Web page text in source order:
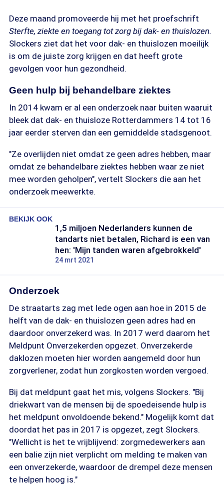
Deze maand promoveerde hij met het proefschrift
Sterfte, ziekte en toegang tot zorg bij dak- en thuislozen.
Slockers ziet dat het voor dak- en thuislozen moeilijk
is om de juiste zorg krijgen en dat heeft grote
gevolgen voor hun gezondheid.
Geen hulp bij behandelbare ziektes
In 2014 kwam er al een onderzoek naar buiten waaruit
bleek dat dak- en thuisloze Rotterdammers 14 tot 16
jaar eerder sterven dan een gemiddelde stadsgenoot.
"Ze overlijden niet omdat ze geen adres hebben, maar
omdat ze behandelbare ziektes hebben waar ze niet
mee worden geholpen", vertelt Slockers die aan het
onderzoek meewerkte.
BEKIJK OOK
1,5 miljoen Nederlanders kunnen de
tandarts niet betalen, Richard is een van
hen: 'Mijn tanden waren afgebrokkeld'
24 mrt 2021
Onderzoek
De straatarts zag met lede ogen aan hoe in 2015 de
helft van de dak- en thuislozen geen adres had en
daardoor onverzekerd was. In 2017 werd daarom het
Meldpunt Onverzekerden opgezet. Onverzekerde
daklozen moeten hier worden aangemeld door hun
zorgverlener, zodat hun zorgkosten worden vergoed.
Bij dat meldpunt gaat het mis, volgens Slockers. "Bij
driekwart van de mensen bij de spoedeisende hulp is
het meldpunt onvoldoende bekend." Mogelijk komt dat
doordat het pas in 2017 is opgezet, zegt Slockers.
"Wellicht is het te vrijblijvend: zorgmedewerkers aan
een balie zijn niet verplicht om melding te maken van
een onverzekerde, waardoor de drempel deze mensen
te helpen hoog is."